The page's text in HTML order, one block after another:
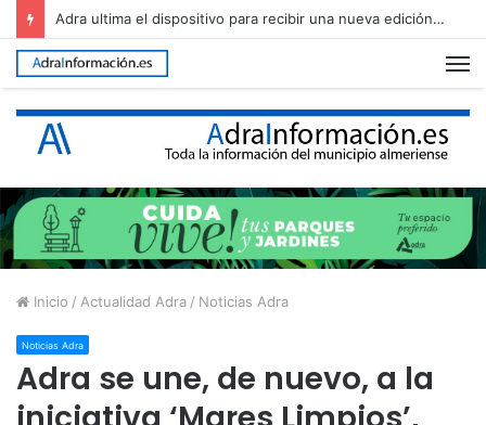
Adra regula el uso del Cerro de Montecristo para garantizar su conservación
Inicio / Actualidad Adra / Noticias Adra
Noticias Adra
Adra se une, de nuevo, a la